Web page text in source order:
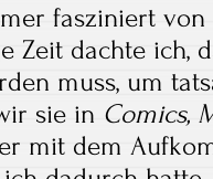
fasziniert von
Zeit dachte ich,
muss, um
sie in Comics,
mit dem